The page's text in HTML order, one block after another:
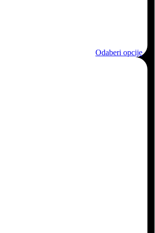
Odaberi opcije